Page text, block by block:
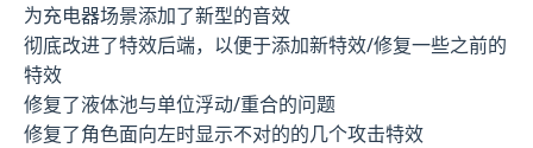
为充电器场景添加了新型的音效
彻底改进了特效后端，以便于添加新特效/修复一些之前的
特效
修复了液体池与单位浮动/重合的问题
修复了角色面向左时显示不对的的几个攻击特效